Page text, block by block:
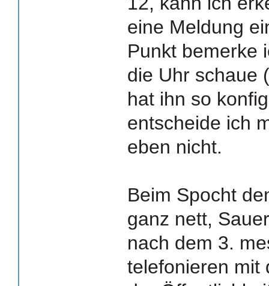
eine Meldung
Punkt bemerke
die Uhr schaue
hat ihn so
entscheide ich
eben nicht.
Beim Spocht
ganz nett,
nach dem 3.
telefonieren mit